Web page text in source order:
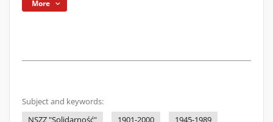
More
Subject and keywords:
NSZZ "Solidarność"
1901-2000
1945-1989